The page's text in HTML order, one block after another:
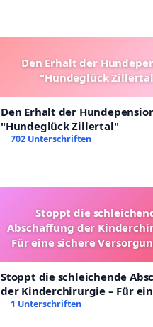
Den Erhalt der
"Hundeglück
Den Erhalt der
"Hundeglück Zillertal"
702 Unterschriften
Stoppt die
Abschaffung der
Für eine sichere
Stoppt die schleichende
der Kinderchirurgie – Für
sichere Versorgung aller
1 Unterschriften